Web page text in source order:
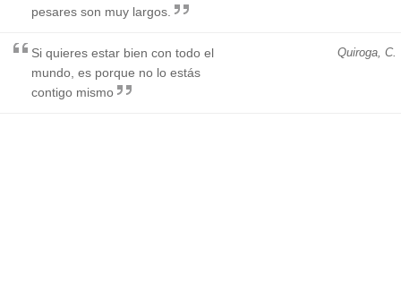
pesares son muy largos.
Quiroga, C.
Si quieres estar bien con todo el
mundo, es porque no lo estás
contigo mismo